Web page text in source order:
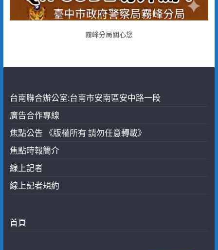
霧峰分局關心您
台南聯合辦公室:台南市安南區安中路一段
廣告合作專線
焦點公告 《版權所有 請勿任意轉載》
焦點時報簡介
線上記者
線上記者規約
首頁